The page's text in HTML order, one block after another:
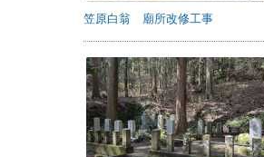
笠原白翁 廟所改修工事